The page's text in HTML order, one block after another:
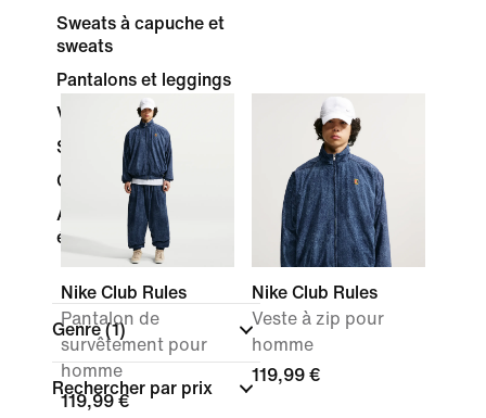
Sweats à capuche et
sweats
Pantalons et leggings
Vestes sans manches
Survêtements
Chaussettes
Accessoires et
équipement
Genre(1)
Rechercher par prix
Nike Club Rules
Pantalon de
survêtement pour
homme
119,99 €
Nike Club Rules
Veste à zip pour
homme
119,99 €